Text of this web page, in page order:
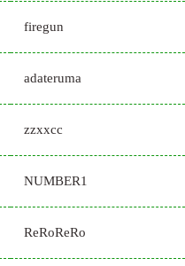
firegun
adateruma
zzxxcc
NUMBER1
ReRoReRo